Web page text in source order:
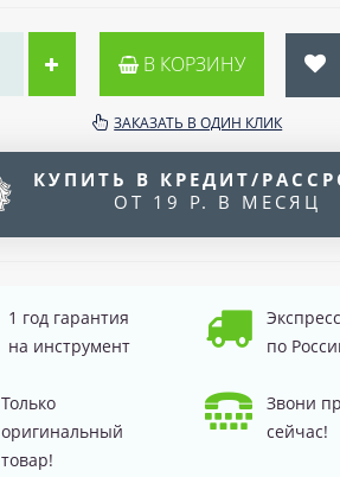
В КОРЗИНУ
ЗАКАЗАТЬ В ОДИН КЛИК
КУПИТЬ В КРЕДИТ/
ОТ 19 Р. В МЕСЯЦ
1 год гарантия
на инструмент
по
Только
оригинальный
товар!
Звони
сейчас!